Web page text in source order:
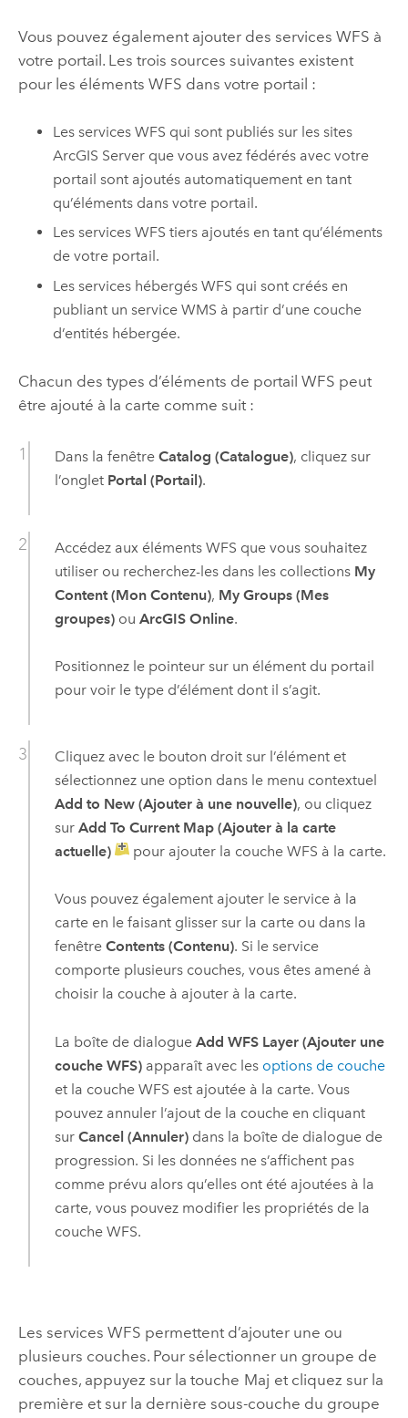
Vous pouvez également ajouter des services WFS à
votre portail. Les trois sources suivantes existent
pour les éléments WFS dans votre portail :
Les services WFS qui sont publiés sur les sites
ArcGIS Server que vous avez fédérés avec votre
portail sont ajoutés automatiquement en tant
qu’éléments dans votre portail.
Les services WFS tiers ajoutés en tant qu’éléments
de votre portail.
Les services hébergés WFS qui sont créés en
publiant un service WMS à partir d’une couche
d’entités hébergée.
Chacun des types d’éléments de portail WFS peut
être ajouté à la carte comme suit :
Dans la fenêtre Catalog (Catalogue), cliquez sur
l’onglet Portal (Portail).
Accédez aux éléments WFS que vous souhaitez
utiliser ou recherchez-les dans les collections My
Content (Mon Contenu), My Groups (Mes
groupes)ou ArcGIS Online.
Positionnez le pointeur sur un élément du portail
pour voir le type d’élément dont il s’agit.
Cliquez avec le bouton droit sur l’élément et
sélectionnez une option dans le menu contextuel
Add to New (Ajouter à une nouvelle), ou cliquez
sur Add To Current Map (Ajouter à la carte
actuelle)
pour ajouter la couche WFS à la carte.
Vous pouvez également ajouter le service à la
carte en le faisant glisser sur la carte ou dans la
fenêtre Contents (Contenu). Si le service
comporte plusieurs couches, vous êtes amené à
choisir la couche à ajouter à la carte.
La boîte de dialogue Add WFS Layer (Ajouter une
couche WFS)apparaît avec les options de couche
et la couche WFS est ajoutée à la carte. Vous
pouvez annuler l’ajout de la couche en cliquant
sur Cancel (Annuler)dans la boîte de dialogue de
progression. Si les données ne s’affichent pas
comme prévu alors qu’elles ont été ajoutées à la
carte, vous pouvez modifier les propriétés de la
couche WFS.
Les services WFS permettent d’ajouter une ou
plusieurs couches. Pour sélectionner un groupe de
couches, appuyez sur la touche Maj et cliquez sur la
première et sur la dernière sous-couche du groupe